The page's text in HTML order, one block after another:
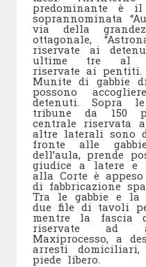
predominante è
soprannominata
via della
ottagonale,
riservate ai
ultime tre al
riservate ai pentiti.
Munite di gabbie
possono
detenuti. Sopra
tribune da 150
centrale riservata
altre laterali sono
fronte alle
dell’aula, prende
giudice a latere e
alla Corte è
di fabbricazione
Tra le gabbie e la
due file di tavoli
mentre la fascia
riservate ad
Maxiprocesso, a
arresti
piede libero.